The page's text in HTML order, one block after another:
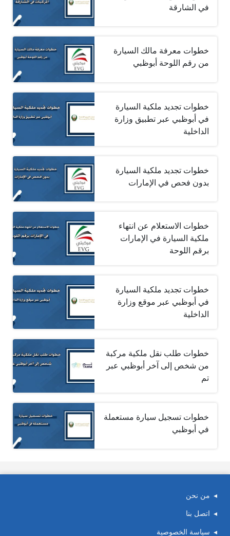
في الشارقة
خطوات معرفة مالك السيارة
من رقم اللوحة أبوظبي
خطوات تجديد ملكية السيارة
في أبوظبي عبر تطبيق وزارة
الداخلية
خطوات تجديد ملكية السيارة
بدون فحص في الإمارات
خطوات الاستعلام عن انتهاء
ملكية السيارة في الإمارات
برقم اللوحة
خطوات تجديد ملكية السيارة
في أبوظبي عبر موقع وزارة
الداخلية
خطوات طلب نقل ملكية مركبة
من شخص إلى آخر أبوظبي عبر
تم
خطوات تسجيل سيارة مستعملة
في أبوظبي
من نحن
اتصل بنا
سياسة الخصوصية